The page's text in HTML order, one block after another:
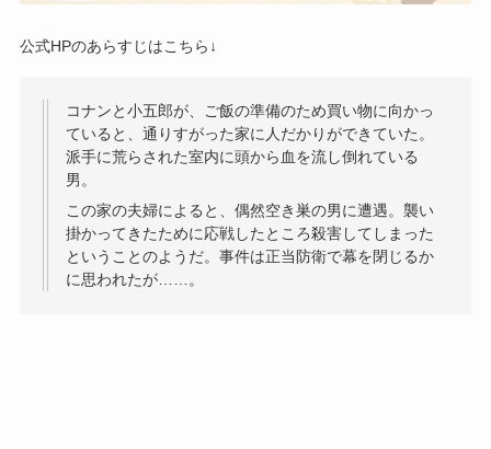
公式HPのあらすじはこちら↓
コナンと小五郎が、ご飯の準備のため買い物に向かっ
ていると、通りすがった家に人だかりができていた。
派手に荒らされた室内に頭から血を流し倒れている
男。
この家の夫婦によると、偶然空き巣の男に遭遇。襲い
掛かってきたために応戦したところ殺害してしまった
ということのようだ。事件は正当防衛で幕を閉じるか
に思われたが……。